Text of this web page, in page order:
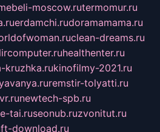
moscow.rutermomur.ru
erdamchi.rudoramamama.ru
clean-dreams.ru
healthenter.ru
kruzhka.rukinofilmy-2021.ru
remstir-tolyatti.ru
newtech-spb.ru
tai.ruseonub.ruzvonitut.ru
download.ru